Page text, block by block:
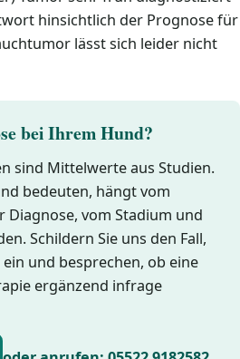
hinsichtlich der Prognose für
lässt sich leider nicht
bei Ihrem Hund?
sind Mittelwerte aus Studien.
bedeuten, hängt vom
vom Stadium und
Schildern Sie uns den Fall,
und besprechen, ob eine
ergänzend infrage